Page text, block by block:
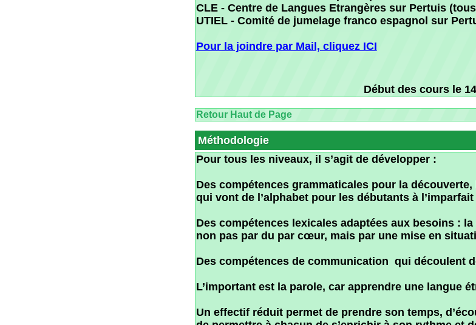
Retour Haut de Page
Pour tous les niveaux, il s’agit de développer :
non pas par du par cœur, mais par une mise en situation.
Des compétences de communication qui découlent de ces
L’important est la parole, car apprendre une langue étrangère,
Un effectif réduit permet de prendre son temps, d’écouter les
de permettre à chacun de s’enrichir à son rythme et de
Les objectifs à atteindre sont ceux que vous vous êtes fixés
programme ou une progression. Le professeur ou formateur
L'Association Ateneo Atdm dispose d'un Forum. Ce Forum
membres. Il contient, entre autres, un blog : “Supports de
Il permet aussi aux membres momentanément absents de